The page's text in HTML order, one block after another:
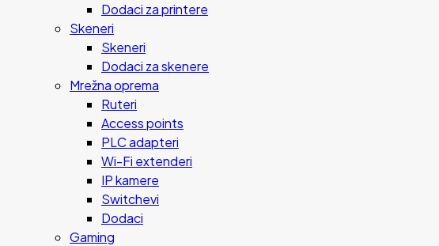
Dodaci za printere
Skeneri
Skeneri
Dodaci za skenere
Mrežna oprema
Ruteri
Access points
PLC adapteri
Wi-Fi extenderi
IP kamere
Switchevi
Dodaci
Gaming